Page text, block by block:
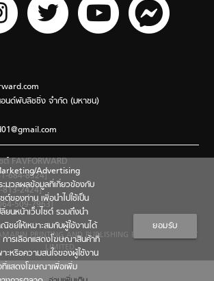
นด์พับลิชชิ่ง จำกัด (มหาชน)
ต์ FAVFORWARD
684-8324]
2424]
509-7963]
PRINTING AND PUBLISHING PUBLIC COMPANY
LIMITED.
Advertising
มวลผลข้อมูลที่เกี่ยวข้องกับ
ต์ของท่าน เพื่อนำไปใช้เป็น
ยนหน้าเว็บไซต์ รวมถึงนำ
ย์ให้เหมาะสมกับผู้ใช้งานได้
ารเลือกแสดงโฆษณาสินค้าที่
หรือความสนใจของผู้ใช้งาน
ที่แสดงโฆษณาเพื่อเพิ่ม
ยอมรับ